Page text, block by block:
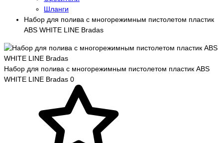
Шланги
Набор для полива с многорежимным пистолетом пластик
ABS WHITE LINE Bradas
Набор для полива с многорежимным пистолетом пластик ABS
WHITE LINE Bradas 0